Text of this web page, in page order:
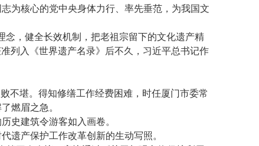
核心的党中央身体力行、率先垂范，为我国文
，健全长效机制，把老祖宗留下的文化遗产精
列入《世界遗产名录》后不久，习近平总书记作
堪。得知修缮工作经费困难，时任厦门市委常
燃眉之急。
建筑令游客如入画卷。
产保护工作改革创新的生动写照。